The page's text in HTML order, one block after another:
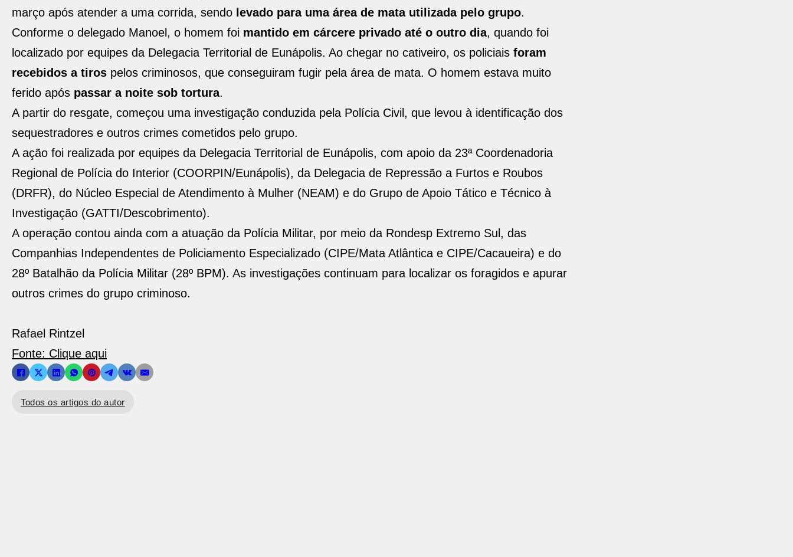
março após atender a uma corrida, sendo levado para uma área de mata utilizada pelo grupo.
Conforme o delegado Manoel, o homem foi mantido em cárcere privado até o outro dia, quando foi
localizado por equipes da Delegacia Territorial de Eunápolis. Ao chegar no cativeiro, os policiais foram
recebidos a tiros pelos criminosos, que conseguiram fugir pela área de mata. O homem estava muito
ferido após passar a noite sob tortura.
A partir do resgate, começou uma investigação conduzida pela Polícia Civil, que levou à identificação dos
sequestradores e outros crimes cometidos pelo grupo.
A ação foi realizada por equipes da Delegacia Territorial de Eunápolis, com apoio da 23ª Coordenadoria
Regional de Polícia do Interior (COORPIN/Eunápolis), da Delegacia de Repressão a Furtos e Roubos
(DRFR), do Núcleo Especial de Atendimento à Mulher (NEAM) e do Grupo de Apoio Tático e Técnico à
Investigação (GATTI/Descobrimento).
A operação contou ainda com a atuação da Polícia Militar, por meio da Rondesp Extremo Sul, das
Companhias Independentes de Policiamento Especializado (CIPE/Mata Atlântica e CIPE/Cacaueira) e do
28º Batalhão da Polícia Militar (28º BPM). As investigações continuam para localizar os foragidos e apurar
outros crimes do grupo criminoso.
Rafael Rintzel
Fonte: Clique aqui
Todos os artigos do autor